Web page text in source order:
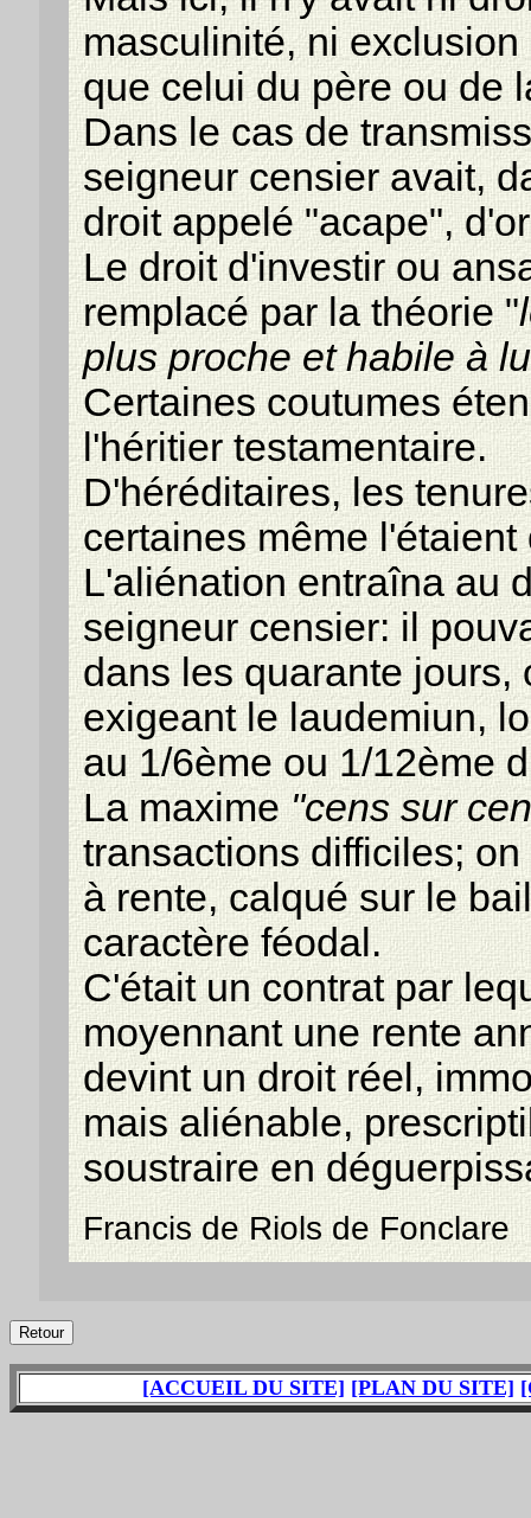
masculinité, ni
que celui du père ou de
Dans le cas de
seigneur censier avait,
droit appelé "acape",
Le droit d'investir ou
remplacé par la théorie "
plus proche et habile à
Certaines coutumes
l'héritier testamentaire.
D'héréditaires, les
certaines même l'étaient
L'aliénation entraîna au
seigneur censier: il
dans les quarante jours,
exigeant le laudemiun,
au 1/6ème ou 1/12ème
La maxime"cens sur
transactions difficiles;
à rente, calqué sur le
caractère féodal.
C'était un contrat par
moyennant une rente
devint un droit réel,
mais aliénable,
soustraire en
Francis de Riols de Fonclare
[ACCUEIL DU SITE] [PLAN DU SITE]